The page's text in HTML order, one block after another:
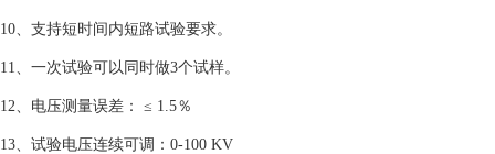
10、支持短时间内短路试验要求。
11、一次试验可以同时做3个试样。
12、电压测量误差： ≤ 1.5％
13、试验电压连续可调：0-100 KV